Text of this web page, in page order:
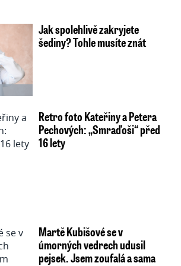
Jak spolehlivě zakryjete
šediny? Tohle musíte znát
Retro foto Kateřiny a Petera
Pechových: „Smraďoši“ před
16 lety
Martě Kubišové se v
úmorných vedrech udusil
pejsek. Jsem zoufalá a sama